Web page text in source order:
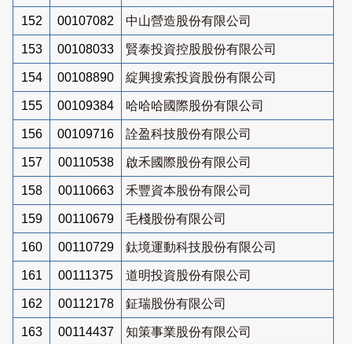
152 00107082 中山營造股份有限公司
153 00108033 賢泰投資控股股份有限公司
154 00108890 綻興搜索投資股份有限公司
155 00109384 哈哈哈國際股份有限公司
156 00109716 詮盈科技股份有限公司
157 00110538 啟禾國際股份有限公司
158 00110663 禾豐資本股份有限公司
159 00110679 毛棧股份有限公司
160 00110729 鈦境運動科技股份有限公司
161 00111375 道明投資股份有限公司
162 00112178 鉦瑞股份有限公司
163 00114437 知策事業股份有限公司